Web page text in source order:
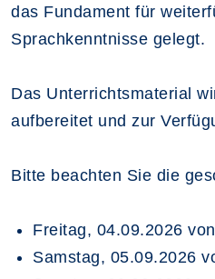
das Fundament für
Sprachkenntnisse gelegt.
Das Unterrichtsmaterial
aufbereitet und zur
Bitte beachten Sie die
Freitag, 04.09.2026
Samstag, 05.09.2026